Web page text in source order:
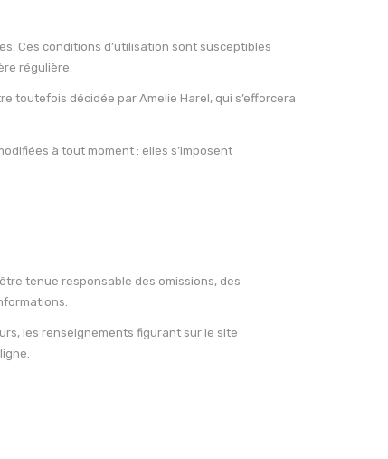
Ces conditions d’utilisation sont susceptibles
régulière.
toutefois décidée par Amelie Harel, qui s’efforcera
à tout moment : elles s’imposent
tenue responsable des omissions, des
les renseignements figurant sur le site